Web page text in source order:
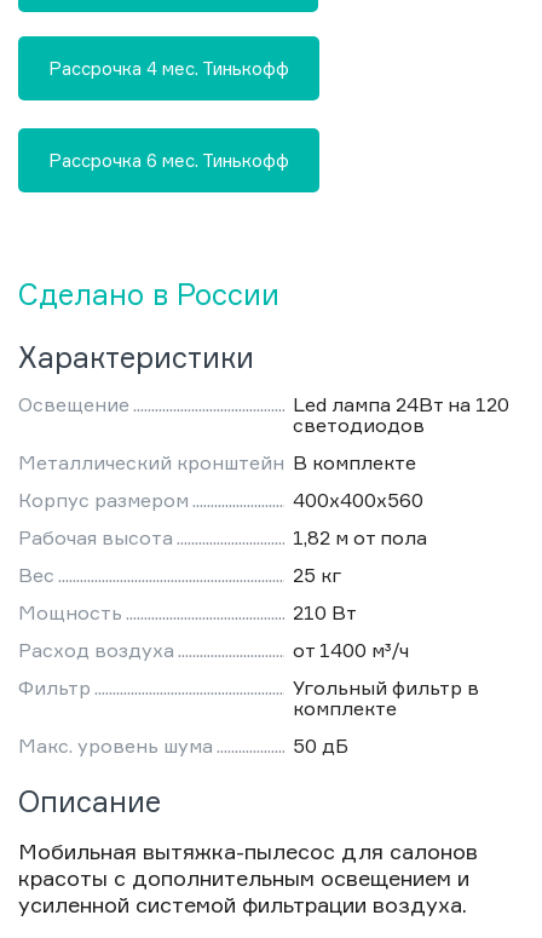
Сделано в России
Характеристики
Освещение
Led лампа 24Вт на 120
светодиодов
Металлический кронштейн В комплекте
Корпус размером
400х400х560
Рабочая высота
1,82 м от пола
Вес
25 кг
Мощность
210 Вт
Расход воздуха
от 1400 м³/ч
Фильтр
Угольный фильтр в
комплекте
Макс. уровень шума
50 дБ
Описание
Мобильная вытяжка-пылесос для салонов
красоты с дополнительным освещением и
усиленной системой фильтрации воздуха.
Рассрочка 4 мес. Тинькофф
Рассрочка 6 мес. Тинькофф